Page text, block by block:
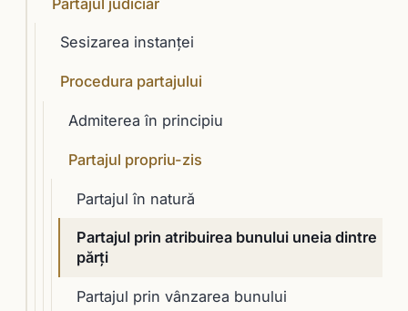
Sesizarea instanţei
Procedura partajului
Admiterea în principiu
Partajul propriu-zis
Partajul în natură
Partajul prin atribuirea bunului uneia dintre
părţi
Partajul prin vânzarea bunului